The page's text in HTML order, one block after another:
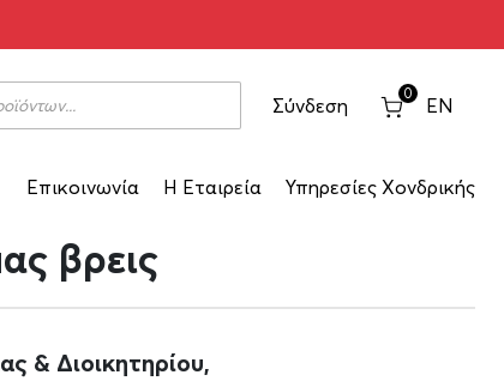
Σύνδεση
0
EN
Επικοινωνία Η Εταιρεία Υπηρεσίες Χονδρικής
βρεις
& Διοικητηρίου,